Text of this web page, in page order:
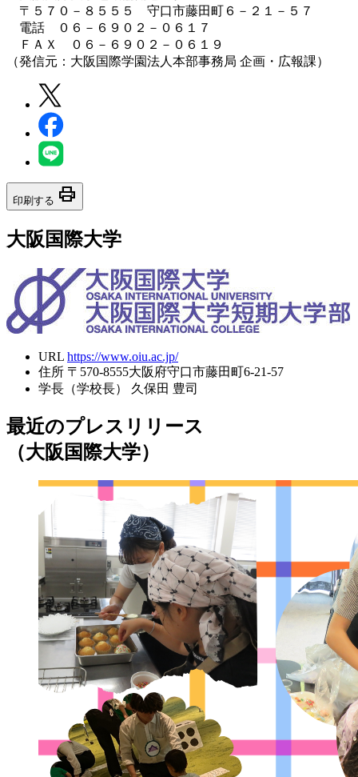
〒５７０－８５５５ 守口市藤田町６－２１－５７
電話 ０６－６９０２－０６１７
ＦＡＸ ０６－６９０２－０６１９
（発信元：大阪国際学園法人本部事務局 企画・広報課）
印刷する print
大阪国際大学
URL https://www.oiu.ac.jp/
住所 〒570-8555大阪府守口市藤田町6-21-57
学長（学校長）
久保田 豊司
最近のプレスリリース
（大阪国際大学）